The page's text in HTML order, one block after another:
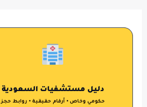
دليل مستشفيات السعودية
حكومي وخاص • أرقام حقيقية • روابط حجز